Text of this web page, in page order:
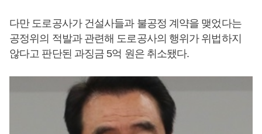
다만 도로공사가 건설사들과 불공정 계약을 맺었다는
공정위의 적발과 관련해 도로공사의 행위가 위법하지
않다고 판단된 과징금 5억 원은 취소됐다.